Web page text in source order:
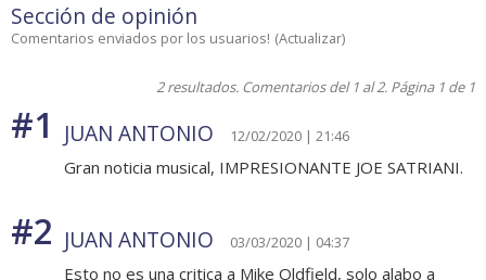
Sección de opinión
Comentarios enviados por los usuarios! (Actualizar)
2 resultados. Comentarios del 1 al 2. Página 1 de 1
#1 JUAN ANTONIO 12/02/2020 | 21:46
Gran noticia musical, IMPRESIONANTE JOE SATRIANI.
#2 JUAN ANTONIO 03/03/2020 | 04:37
Esto no es una critica a Mike Oldfield, solo alabo a